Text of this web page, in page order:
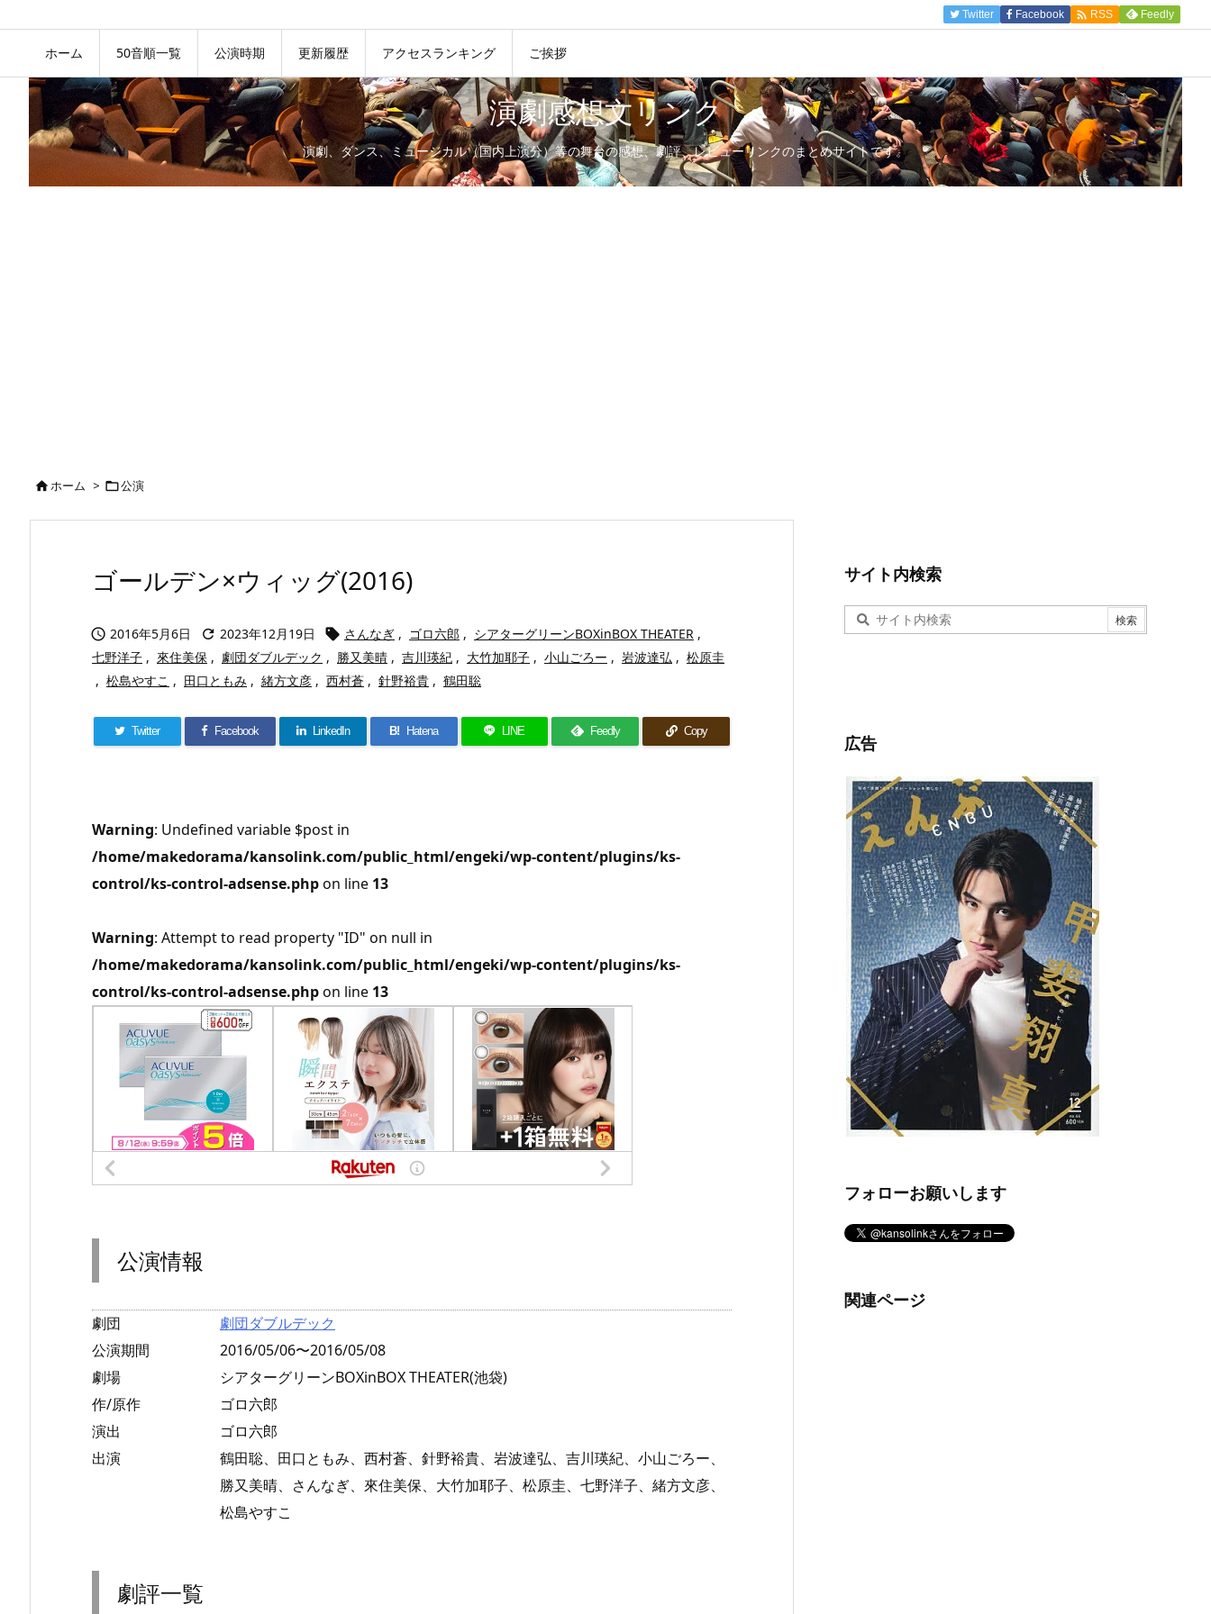
ホーム 50音順一覧 公演時期 更新履歴 アクセスランキング ご挨拶
Twitter Facebook  RSS Feedly
演劇感想文リンク
演劇、ダンス、ミュージカル（国内上演分）等の舞台の感想、劇評、レビューリンクのまとめサイトです。
ホーム > 公演
ゴールデン×ウィッグ(2016)
 2016年5月6日  2023年12月19日  さんなぎ , ゴロ六郎 , シアターグリーンBOXinBOX THEATER ,
七野洋子 , 來住美保 , 劇団ダブルデック , 勝又美晴 , 吉川瑛紀 , 大竹加耶子 , 小山ごろー , 岩波達弘 , 松原圭
, 松島やすこ , 田口ともみ , 緒方文彦 , 西村蒼 , 針野裕貴 , 鶴田聡
Twitter Facebook LinkedIn B! Hatena LINE Feedly Copy
Warning: Undefined variable $post in
/home/makedorama/kansolink.com/public_html/engeki/wp-content/plugins/ks-
control/ks-control-adsense.phpon line 13
Warning: Attempt to read property "ID" on null in
/home/makedorama/kansolink.com/public_html/engeki/wp-content/plugins/ks-
control/ks-control-adsense.phpon line 13
公演情報
劇団
劇団ダブルデック
公演期間
2016/05/06〜2016/05/08
劇場
シアターグリーンBOXinBOX THEATER(池袋)
作/原作
ゴロ六郎
演出
ゴロ六郎
出演
鶴田聡、田口ともみ、西村蒼、針野裕貴、岩波達弘、吉川瑛紀、小山ごろー、
勝又美晴、さんなぎ、來住美保、大竹加耶子、松原圭、七野洋子、緒方文彦、
松島やすこ
劇評一覧
サイト内検索
広告
フォローお願いします
関連ページ